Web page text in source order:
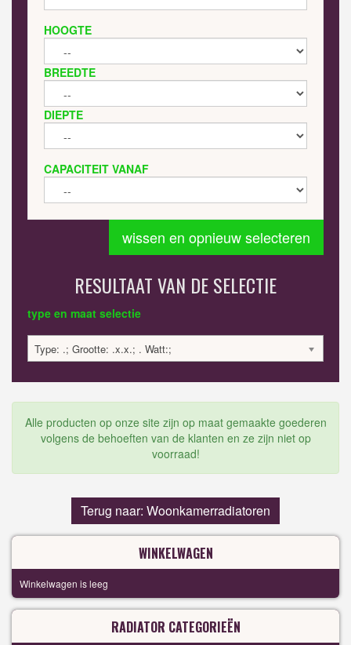
HOOGTE
BREEDTE
DIEPTE
CAPACITEIT VANAF
wissen en opnieuw selecteren
RESULTAAT VAN DE SELECTIE
type en maat selectie
Type: .; Grootte: .x.x.; . Watt:;
Alle producten op onze site zijn op maat gemaakte goederen
volgens de behoeften van de klanten en ze zijn niet op
voorraad!
Terug naar: Woonkamerradiatoren
WINKELWAGEN
Winkelwagen is leeg
RADIATOR CATEGORIEËN